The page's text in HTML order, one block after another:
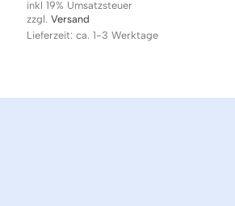
inkl 19% Umsatzsteuer
zzgl. Versand
Lieferzeit: ca. 1-3 Werktage